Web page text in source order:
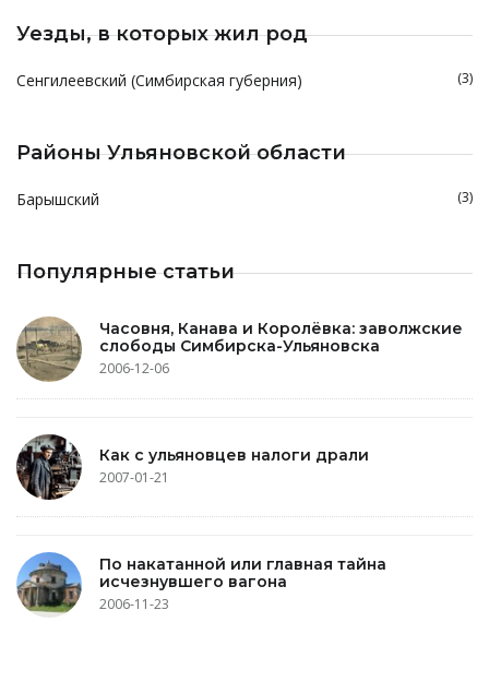
Уезды, в которых жил род
Сенгилеевский (Симбирская губерния) (3)
Районы Ульяновской области
Барышский (3)
Популярные статьи
Часовня, Канава и Королёвка: заволжские
слободы Симбирска-Ульяновска
2006-12-06
Как с ульяновцев налоги драли
2007-01-21
По накатанной или главная тайна
исчезнувшего вагона
2006-11-23